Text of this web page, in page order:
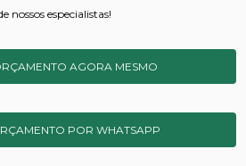
nossos especialistas!
AGORA MESMO
POR WHATSAPP